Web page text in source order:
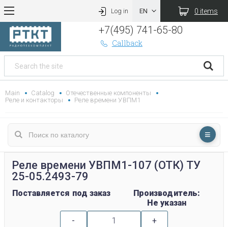
Log in 0 items
+7(495) 741-65-80
Callback
Main Catalog
Отечественные компоненты
Реле и контакторы
Реле времени УВПМ1
Реле времени УВПМ1-107 (ОТК) ТУ
25-05.2493-79
Поставляется под заказ
Производитель:
Не указан
-
+